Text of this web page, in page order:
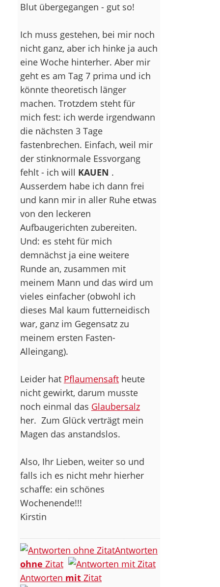
Blut übergegangen - gut so!
Ich muss gestehen, bei mir noch
nicht ganz, aber ich hinke ja auch
eine Woche hinterher. Aber mir
geht es am Tag 7 prima und ich
könnte theoretisch länger
machen. Trotzdem steht für
mich fest: ich werde irgendwann
die nächsten 3 Tage
fastenbrechen. Einfach, weil mir
der stinknormale Essvorgang
fehlt - ich will KAUEN .
Ausserdem habe ich dann frei
und kann mir in aller Ruhe etwas
von den leckeren
Aufbaugerichten zubereiten.
Und: es steht für mich
demnächst ja eine weitere
Runde an, zusammen mit
meinem Mann und das wird um
vieles einfacher (obwohl ich
dieses Mal kaum futterneidisch
war, ganz im Gegensatz zu
meinem ersten Fasten-
Alleingang).
Leider hat Pflaumensaftheute
nicht gewirkt, darum musste
noch einmal das Glaubersalz
her. Zum Glück verträgt mein
Magen das anstandslos.
Also, Ihr Lieben, weiter so und
falls ich es nicht mehr hierher
schaffe: ein schönes
Wochenende!!!
Kirstin
Antworten
ohne Zitat
Antworten mitZitat